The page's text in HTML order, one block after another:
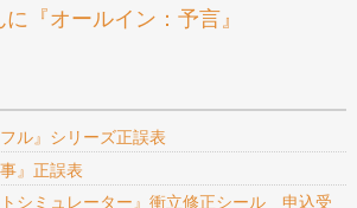
『オールイン：予言』
ル』シリーズ正誤表
』正誤表
トシミュレーター』衝立修正シール 申込受